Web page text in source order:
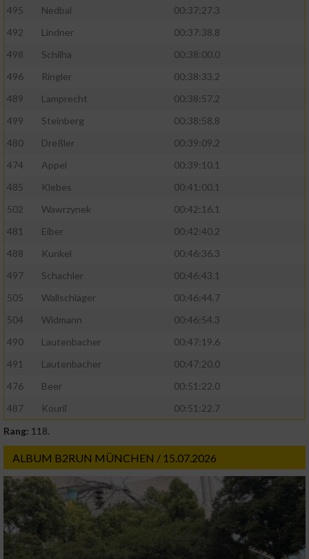
495
Nedbal
00:37:27.3
492
Lindner
00:37:38.8
498
Schilha
00:38:00.0
496
Ringler
00:38:33.2
489
Lamprecht
00:38:57.2
499
Steinberg
00:38:58.8
480
Dreßler
00:39:09.2
474
Appel
00:39:10.1
485
Klebes
00:41:00.1
502
Wawrzynek
00:42:16.1
481
Eiber
00:42:40.2
488
Kunkel
00:46:36.3
497
Schachler
00:46:43.1
505
Wallschläger
00:46:44.7
504
Widmann
00:46:54.3
490
Lautenbacher
00:47:19.6
491
Lautenbacher
00:47:20.0
476
Beer
00:51:22.0
487
Kouril
00:51:22.7
Rang: 118.
ALBUM B2RUN MÜNCHEN / 15.07.2026